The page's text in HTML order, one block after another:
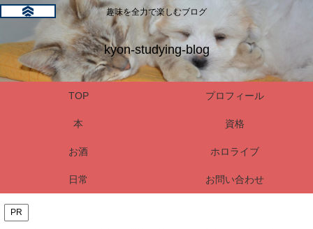
趣味を全力で楽しむブログ
kyon-studying-blog
TOP プロフィール
本 資格
お酒 ホロライブ
日常 お問い合わせ
PR